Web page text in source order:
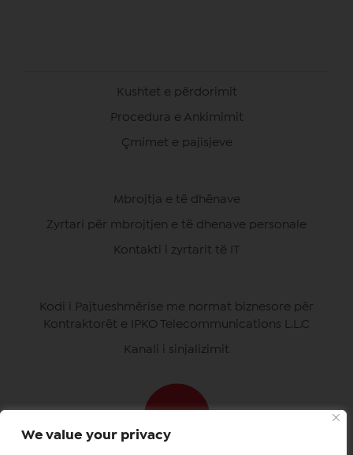
We value your privacy
Kushtet e përdorimit
Procedura e Ankimimit
Çmimet e pajisjeve
Mbrojtja e të dhënave
Zyrtari për mbrojtjen e të dhenave personale
Kontakti i zyrtarit të IT
Kodi i Pajtueshmërise me normat biznesore për
Kontraktorët e IPKO Telecommunications L.L.C
Kanali i sinjalizimit